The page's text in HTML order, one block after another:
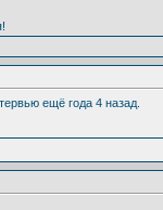
ещё года 4 назад.